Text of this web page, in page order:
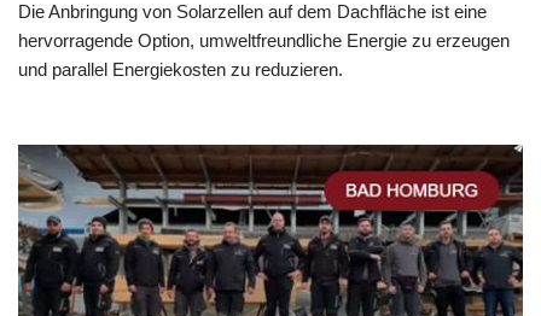
Die Anbringung von Solarzellen auf dem Dachfläche ist eine
hervorragende Option, umweltfreundliche Energie zu erzeugen
und parallel Energiekosten zu reduzieren.